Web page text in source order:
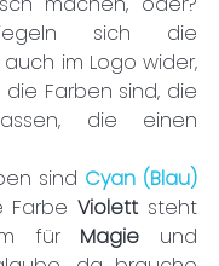
sich die
im Logo wider,
Farben sind, die
die einen
sind Cyan (Blau)
Farbe Violett steht
für Magie